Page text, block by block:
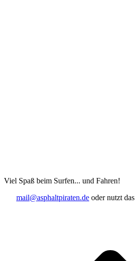
Viel Spaß beim Surfen... und Fahren!
mail@asphaltpiraten.de oder nutzt das